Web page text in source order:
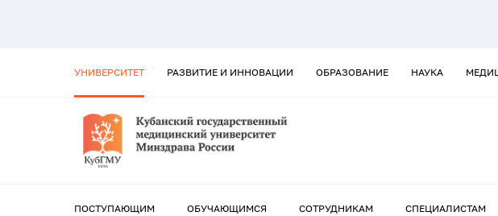
УНИВЕРСИТЕТ РАЗВИТИЕ И ИННОВАЦИИ ОБРАЗОВАНИЕ НАУКА
ПОСТУПАЮЩИМ ОБУЧАЮЩИМСЯ СОТРУДНИКАМ СПЕЦИАЛИСТАМ